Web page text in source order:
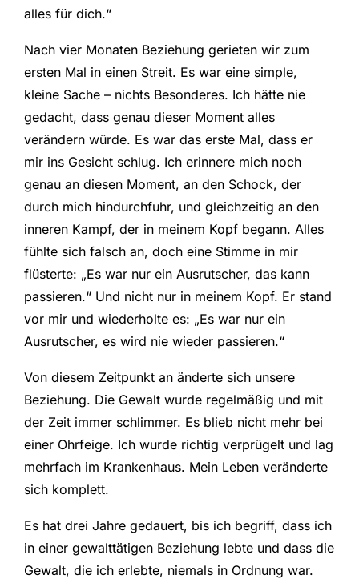
alles für dich.“
Nach vier Monaten Beziehung gerieten wir zum
ersten Mal in einen Streit. Es war eine simple,
kleine Sache – nichts Besonderes. Ich hätte nie
gedacht, dass genau dieser Moment alles
verändern würde. Es war das erste Mal, dass er
mir ins Gesicht schlug. Ich erinnere mich noch
genau an diesen Moment, an den Schock, der
durch mich hindurchfuhr, und gleichzeitig an den
inneren Kampf, der in meinem Kopf begann. Alles
fühlte sich falsch an, doch eine Stimme in mir
flüsterte: „Es war nur ein Ausrutscher, das kann
passieren.“ Und nicht nur in meinem Kopf. Er stand
vor mir und wiederholte es: „Es war nur ein
Ausrutscher, es wird nie wieder passieren.“
Von diesem Zeitpunkt an änderte sich unsere
Beziehung. Die Gewalt wurde regelmäßig und mit
der Zeit immer schlimmer. Es blieb nicht mehr bei
einer Ohrfeige. Ich wurde richtig verprügelt und lag
mehrfach im Krankenhaus. Mein Leben veränderte
sich komplett.
Es hat drei Jahre gedauert, bis ich begriff, dass ich
in einer gewalttätigen Beziehung lebte und dass die
Gewalt, die ich erlebte, niemals in Ordnung war.